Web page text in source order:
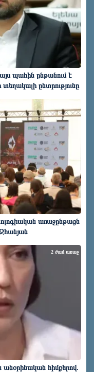
պահին ընթանում է
ընտրությունը
առաջընթացն
հիմքերով.
2 ժամ առաջ